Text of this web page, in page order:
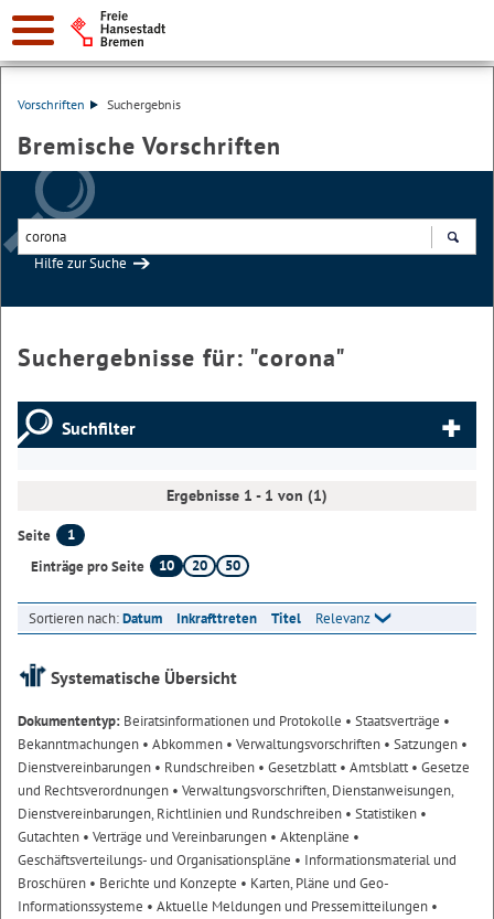
Vorschriften Suchergebnis
Bremische Vorschriften
Hilfe zur Suche
Suchergebnisse für: "corona"
Suchfilter
Ergebnisse 1 - 1 von (1)
Seite
1
Einträge pro Seite
10 20 50
Sortieren nach:Datum Inkrafttreten Titel Relevanz
Systematische Übersicht
Dokumententyp: Beiratsinformationen und Protokolle • Staatsverträge •
Bekanntmachungen • Abkommen • Verwaltungsvorschriften • Satzungen •
Dienstvereinbarungen • Rundschreiben • Gesetzblatt• Amtsblatt• Gesetze
und Rechtsverordnungen • Verwaltungsvorschriften, Dienstanweisungen,
Dienstvereinbarungen, Richtlinien und Rundschreiben • Statistiken •
Gutachten • Verträge und Vereinbarungen • Aktenpläne •
Geschäftsverteilungs- und Organisationspläne • Informationsmaterial und
Broschüren • Berichte und Konzepte • Karten, Pläne und Geo-
Informationssysteme • Aktuelle Meldungen und Pressemitteilungen •